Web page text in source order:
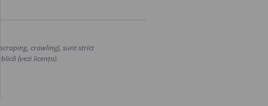
crawling), sunt strict
(vezi licența).